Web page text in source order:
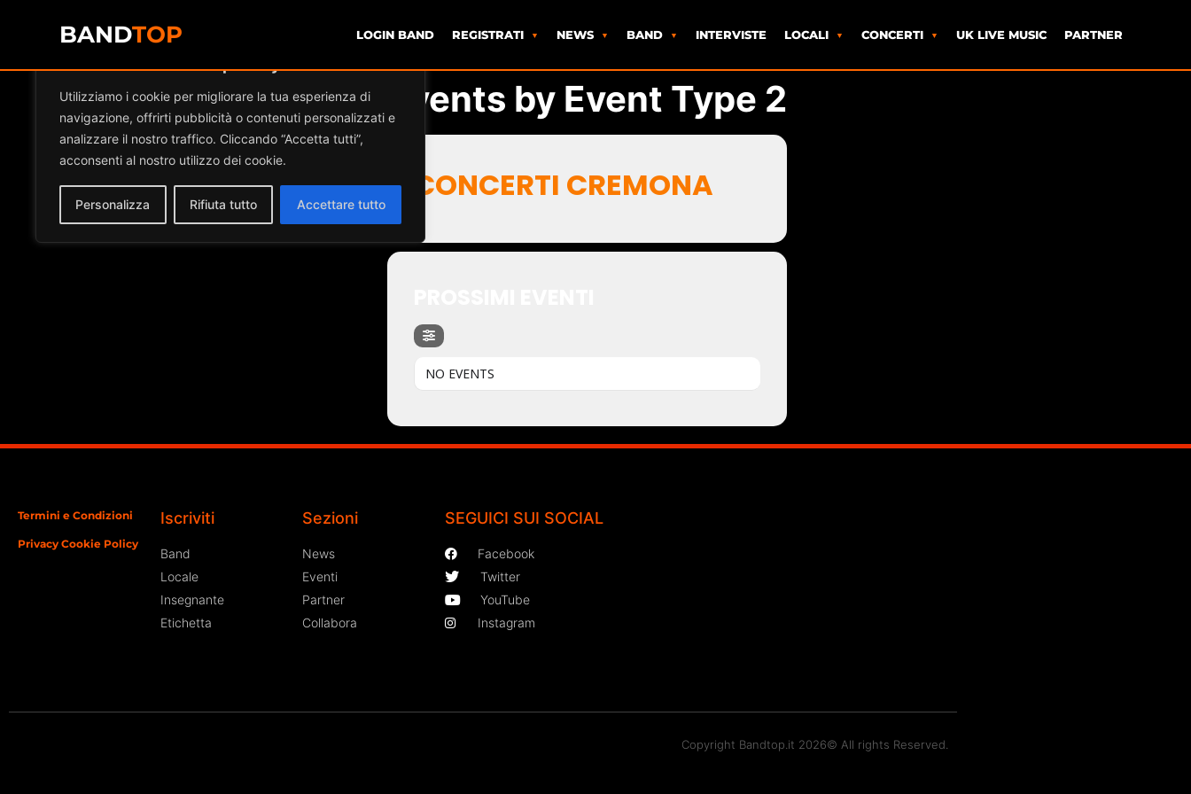
Utilizziamo i cookie per migliorare la tua esperienza di
navigazione, offrirti pubblicità o contenuti personalizzati e
analizzare il nostro traffico. Cliccando “Accetta tutti”,
acconsenti al nostro utilizzo dei cookie.
Personalizza Rifiuta tutto Accettare tutto
BANDTOP LOGIN BAND REGISTRATI NEWS BAND INTERVISTE LOCALI CONCERTI UK LIVE MUSIC PARTNER
Events by Event Type 2
CONCERTI CREMONA
NO EVENTS
Termini e Condizioni
Privacy Cookie Policy
Iscriviti
Band
Locale
Insegnante
Etichetta
Sezioni
News
Eventi
Partner
Collabora
SEGUICI SUI SOCIAL
Facebook
Twitter
YouTube
Instagram
Copyright Bandtop.it 2026© All rights Reserved.